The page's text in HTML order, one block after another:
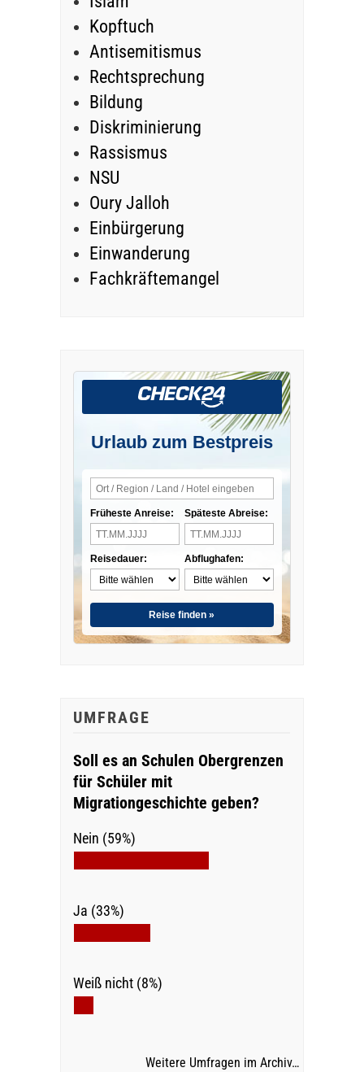
Kopftuch
Antisemitismus
Rechtsprechung
Bildung
Diskriminierung
Rassismus
NSU
Oury Jalloh
Einbürgerung
Einwanderung
Fachkräftemangel
Urlaub zum Bestpreis
Früheste Anreise:
Reisedauer:
Späteste Abreise:
Abflughafen:
Reise finden »
UMFRAGE
Soll es an Schulen Obergrenzen
für Schüler mit
Migrationgeschichte geben?
Nein (59%)
Ja (33%)
Weiß nicht (8%)
Weitere Umfragen im Archiv…